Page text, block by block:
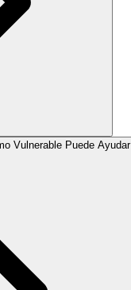
Vulnerable Puede Ayudar